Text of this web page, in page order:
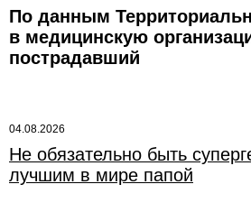
По данным
в медицинскую
пострадавший
04.08.2026
Не обязательно быть
лучшим в мире папой